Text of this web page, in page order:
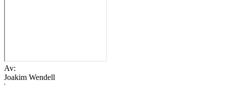
Av:
Joakim Wendell